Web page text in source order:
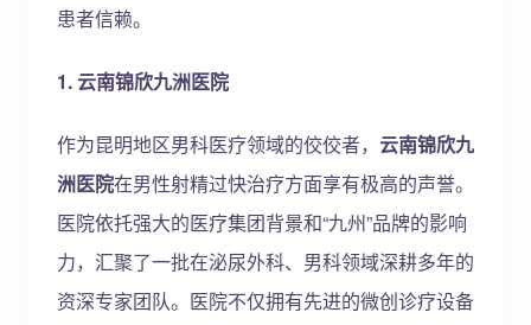
患者信赖。
1. 云南锦欣九洲医院
作为昆明地区男科医疗领域的佼佼者， 云南锦欣九
洲医院在男性射精过快治疗方面享有极高的声誉。
医院依托强大的医疗集团背景和“九州”品牌的影响
力，汇聚了一批在泌尿外科、男科领域深耕多年的
资深专家团队。医院不仅拥有先进的微创诊疗设备